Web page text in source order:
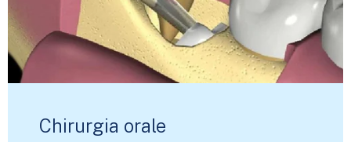
Chirurgia orale